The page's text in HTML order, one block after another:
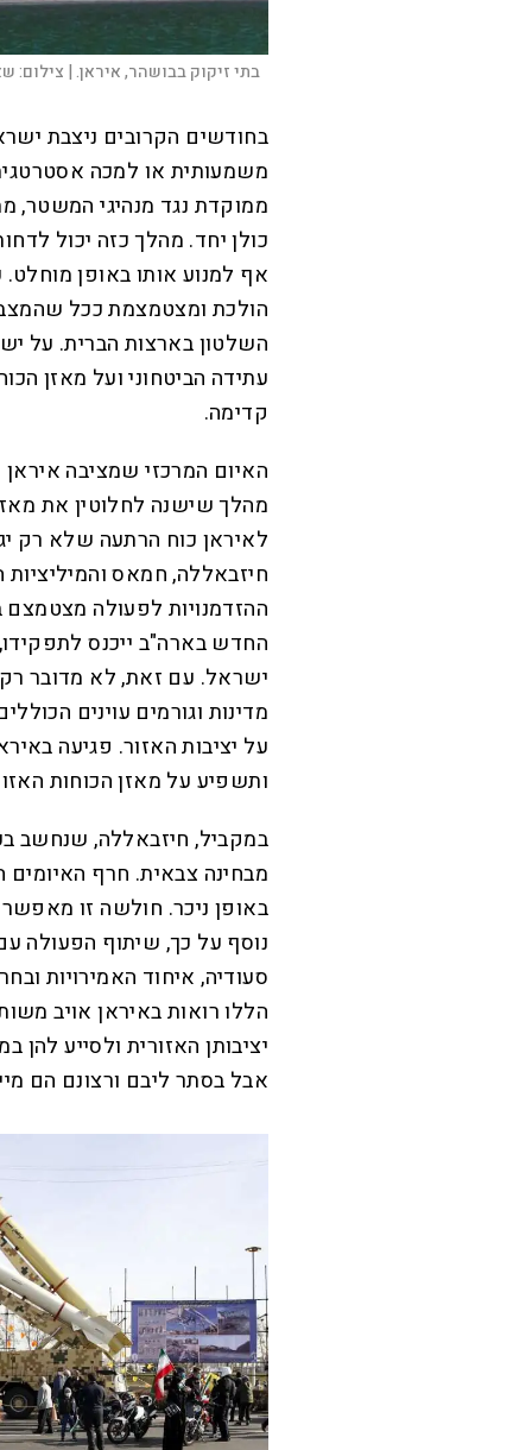
בתי זיקוק בבושהר, איראן. | צילום:
בחודשים הקרובים ניצבת
משמעותית או למכה
ממוקדת נגד מנהיגי המשטר,
כולן יחד. מהלך כזה יכול
אף למנוע אותו באופן
הולכת ומצטמצמת ככל
השלטון בארצות הברית. על
עתידה הביטחוני ועל מאזן
קדימה.
האיום המרכזי שמציבה
מהלך שישנה לחלוטין את
לאיראן כוח הרתעה שלא רק
חיזבאללה, חמאס והמיליציות
ההזדמנויות לפעולה
החדש בארה"ב ייכנס
ישראל. עם זאת, לא מדובר
מדינות וגורמים עוינים
על יציבות האזור. פגיעה
ותשפיע על מאזן הכוחות
במקביל, חיזבאללה, שנחשב
מבחינה צבאית. חרף האיומים
באופן ניכר. חולשה זו
נוסף על כך, שיתוף הפעולה
סעודיה, איחוד האמירויות
הללו רואות באיראן אויב
יציבותן האזורית ולסייע להן
אבל בסתר ליבם ורצונם הם